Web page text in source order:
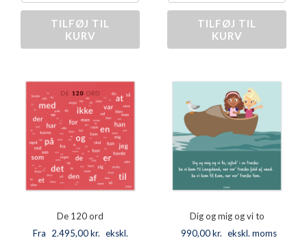
Bøjning
af
udsagnsord
TILFØJ TIL
KURV
Dansk
koordinatsystem
antal
TILFØJ TIL
KURV
De 120 ord
Fra
2.495,00kr. ekskl.
Dig og mig og vi to
990,00kr. ekskl. moms